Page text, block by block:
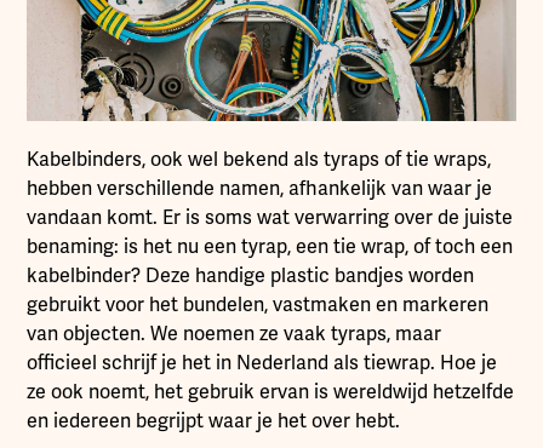
Kabelbinders, ook wel bekend als tyraps of tie wraps,
hebben verschillende namen, afhankelijk van waar je
vandaan komt. Er is soms wat verwarring over de juiste
benaming: is het nu een tyrap, een tie wrap, of toch een
kabelbinder? Deze handige plastic bandjes worden
gebruikt voor het bundelen, vastmaken en markeren
van objecten. We noemen ze vaak tyraps, maar
officieel schrijf je het in Nederland als tiewrap. Hoe je
ze ook noemt, het gebruik ervan is wereldwijd hetzelfde
en iedereen begrijpt waar je het over hebt.